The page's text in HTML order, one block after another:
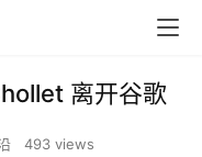
离开谷歌
493 views